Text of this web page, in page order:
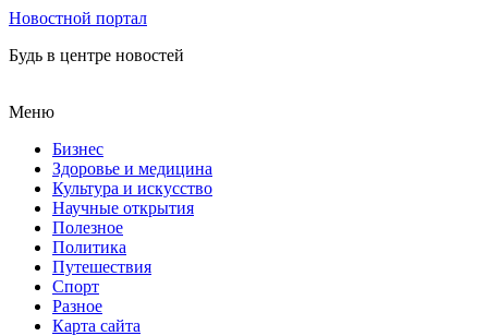
Новостной портал
Будь в центре новостей
Меню
Бизнес
Здоровье и медицина
Культура и искусство
Научные открытия
Полезное
Политика
Путешествия
Спорт
Разное
Карта сайта